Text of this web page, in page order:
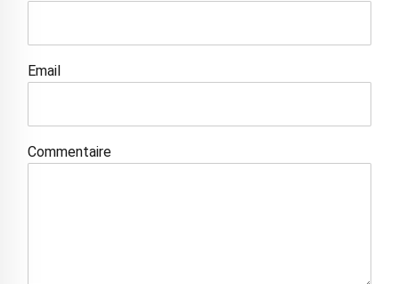
Email
Commentaire